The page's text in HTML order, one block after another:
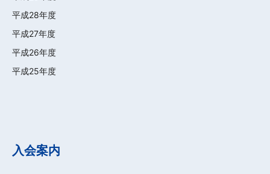
平成28年度
平成27年度
平成26年度
平成25年度
入会案内